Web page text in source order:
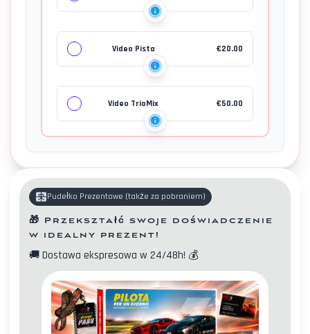
Video Pista €20.00
Video TrioMix €50.00
Pudełko Prezentowe (także za pobraniem)
🎁 Przekształć swoje doświadczenie
w idealny prezent!
🚚 Dostawa ekspresowa w 24/48h! 💰